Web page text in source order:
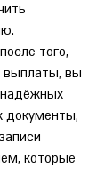
того,
выплаты, вы
документы,
которые